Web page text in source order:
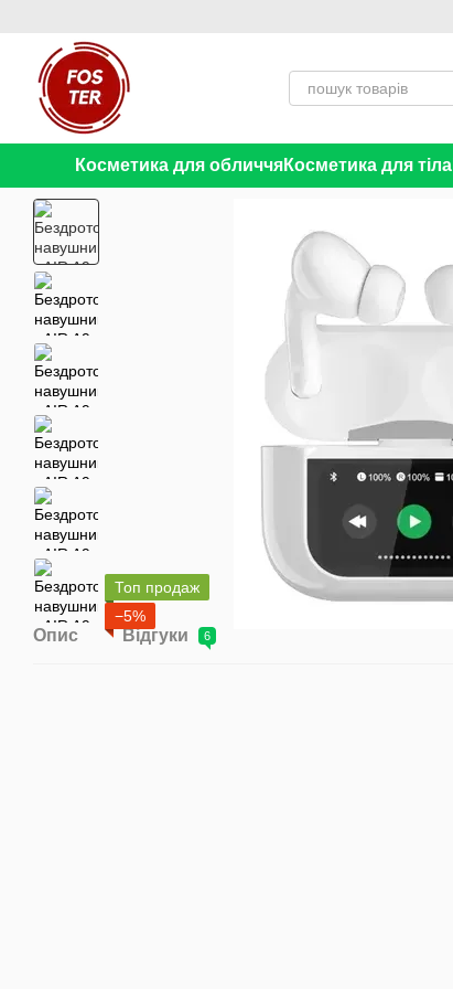
Косметика для обличчяКосметика для тіла
Топ продаж
−5%
Опис Відгуки 6